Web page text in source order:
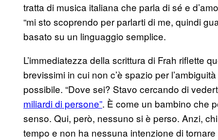
tratta di musica italiana che parla di sé e
“mi sto scoprendo per parlarti di me, quindi
basato su un linguaggio semplice.
L’immediatezza della scrittura di Frah riflette
brevissimi in cui non c’è spazio per
possibile. “Dove sei? Stavo cercando di
miliardi di persone”. È come un bambino che
senso. Qui, però, nessuno si è perso. Anzi,
tempo e non ha nessuna intenzione di